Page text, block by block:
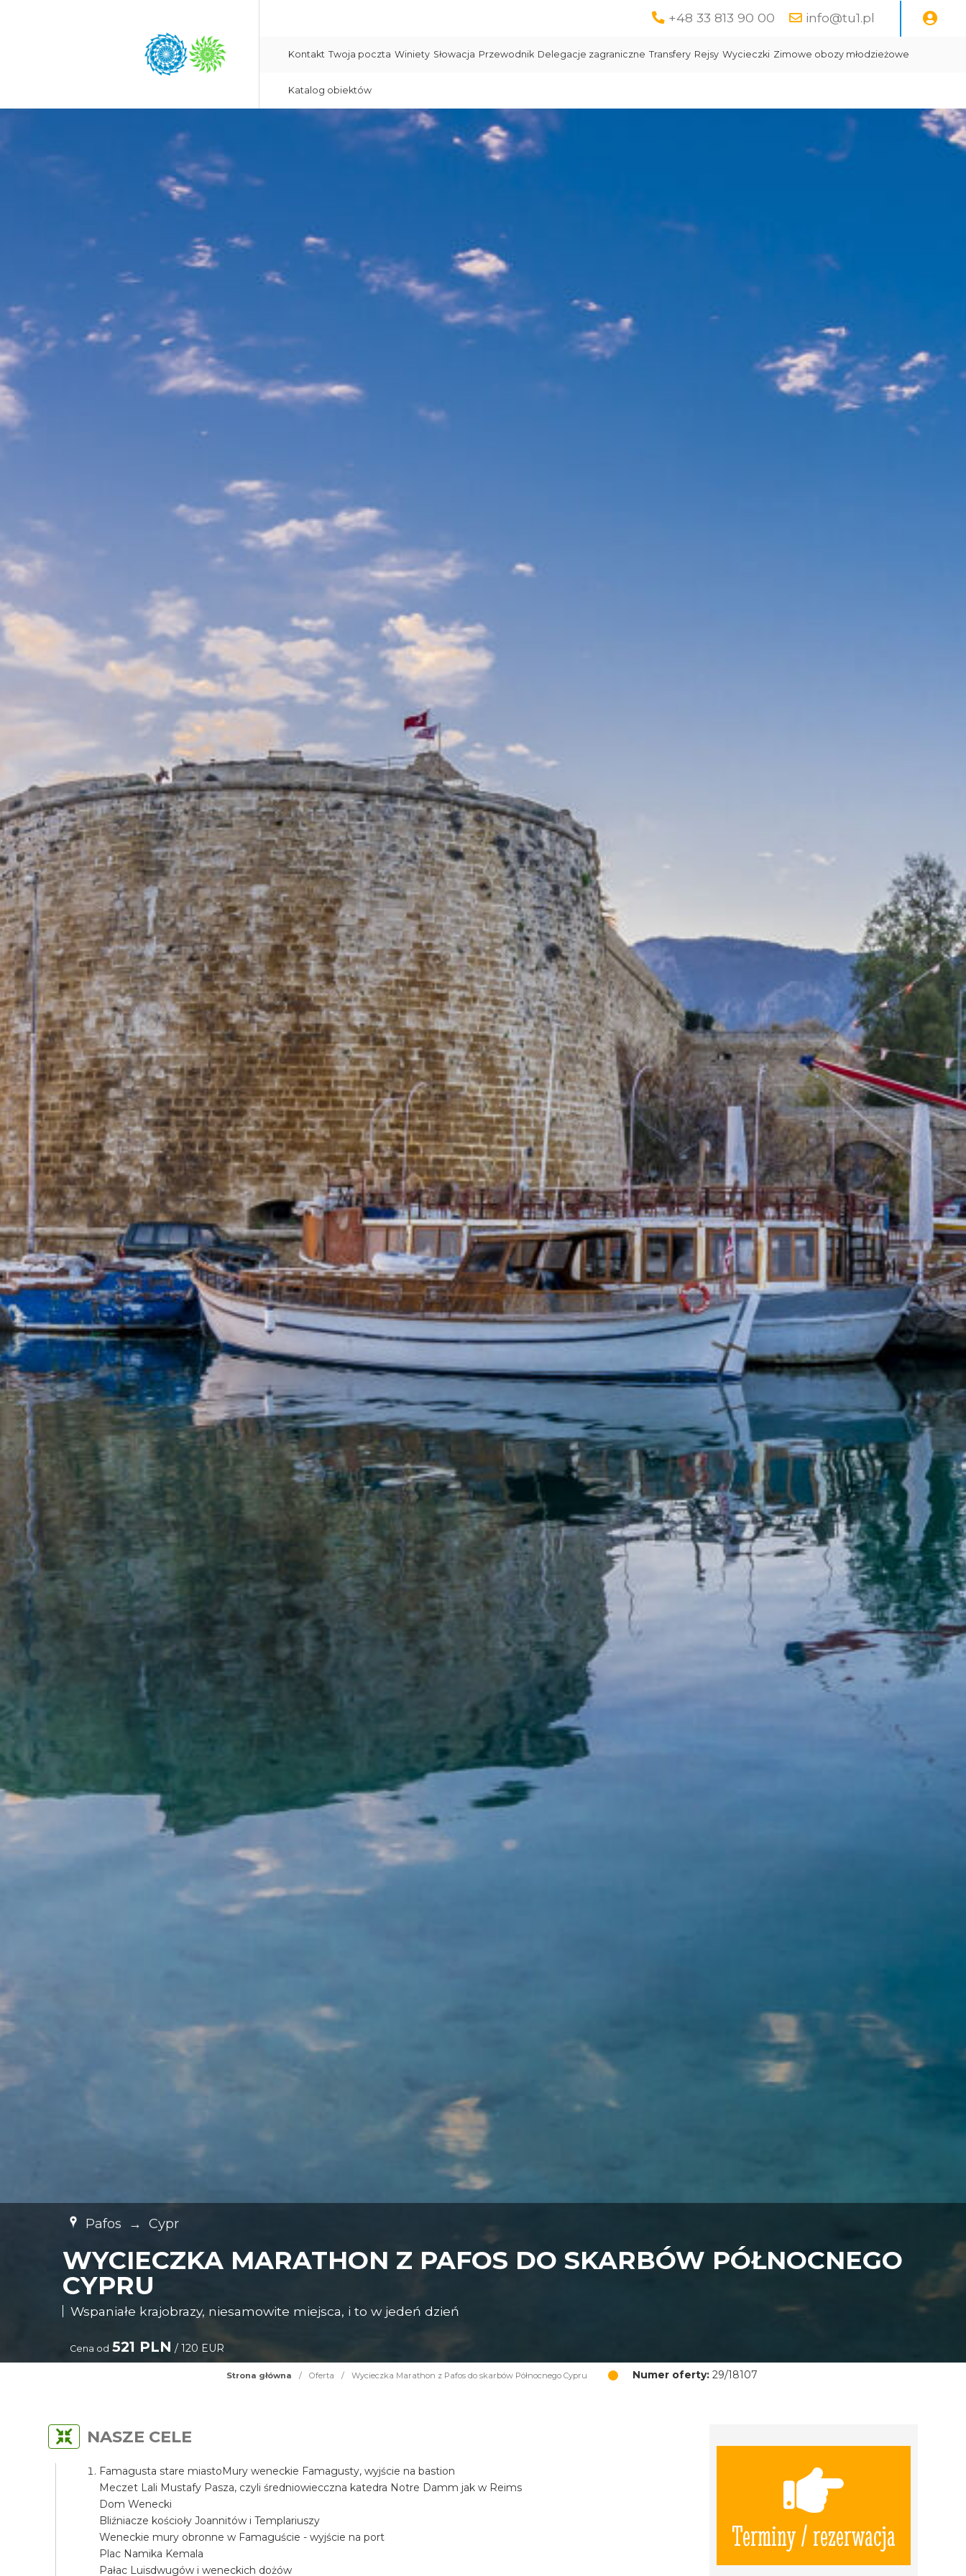
+48 33 813 90 00 info@tu1.pl
Kontakt Twoja poczta Winiety Słowacja Przewodnik Delegacje zagraniczne Transfery Rejsy Wycieczki Zimowe obozy młodzieżowe
Katalog obiektów
Pafos → Cypr
WYCIECZKA MARATHON Z PAFOS DO SKARBÓW PÓŁNOCNEGO
CYPRU
Wspaniałe krajobrazy, niesamowite miejsca, i to w jedeń dzień
Cena od 521 PLN / 120 EUR
Strona główna / Oferta / Wycieczka Marathon z Pafos do skarbów Północnego Cypru Numer oferty: 29/18107
Terminy / rezerwacja
NASZE CELE
Famagusta stare miastoMury weneckie Famagusty, wyjście na bastion
Meczet Lali Mustafy Pasza, czyli średniowiecczna katedra Notre Damm jak w Reims
Dom Wenecki
Bliźniacze kościoły Joannitów i Templariuszy
Weneckie mury obronne w Famaguście - wyjście na port
Plac Namika Kemala
Pałac Luisdwugów i weneckich dożów